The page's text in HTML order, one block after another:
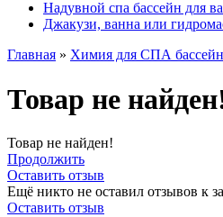
Надувной спа бассейн для
Джакузи, ванна или
Главная » Химия для СПА
Товар не
Товар не найден!
Продолжить
Оставить отзыв
Ещё никто не оставил отзывов к
Оставить отзыв